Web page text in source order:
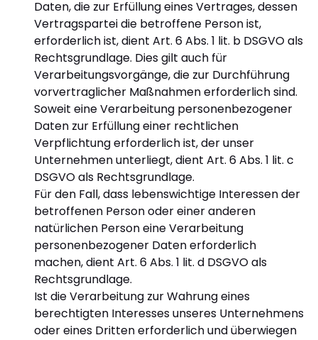
Daten, die zur Erfüllung eines Vertrages, dessen
Vertragspartei die betroffene Person ist,
erforderlich ist, dient Art. 6 Abs. 1 lit. b DSGVO als
Rechtsgrundlage. Dies gilt auch für
Verarbeitungsvorgänge, die zur Durchführung
vorvertraglicher Maßnahmen erforderlich sind.
Soweit eine Verarbeitung personenbezogener
Daten zur Erfüllung einer rechtlichen
Verpflichtung erforderlich ist, der unser
Unternehmen unterliegt, dient Art. 6 Abs. 1 lit. c
DSGVO als Rechtsgrundlage.
Für den Fall, dass lebenswichtige Interessen der
betroffenen Person oder einer anderen
natürlichen Person eine Verarbeitung
personenbezogener Daten erforderlich
machen, dient Art. 6 Abs. 1 lit. d DSGVO als
Rechtsgrundlage.
Ist die Verarbeitung zur Wahrung eines
berechtigten Interesses unseres Unternehmens
oder eines Dritten erforderlich und überwiegen